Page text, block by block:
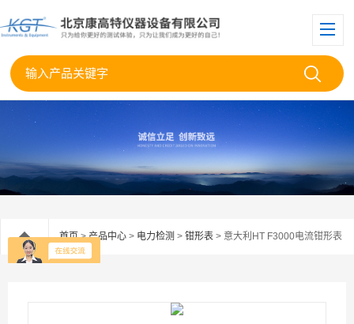
首页>产品中心 > 电力检测 > 钳形表 > 意大利HT F3000电流钳形表